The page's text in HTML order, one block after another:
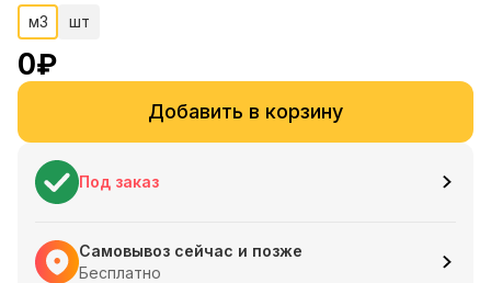
м3 шт
0₽
Добавить в корзину
Под заказ
Самовывоз сейчас и позже
Бесплатно